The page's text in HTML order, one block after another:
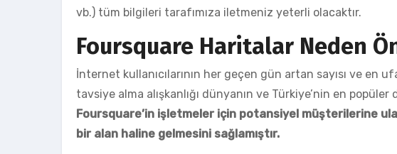
vb.) tüm bilgileri tarafımıza iletmeniz yeterli olacaktır.
Foursquare Haritalar Neden
İnternet kullanıcılarının her geçen gün artan sayısı ve
tavsiye alma alışkanlığı dünyanın ve Türkiye’nin en
Foursquare’in işletmeler için potansiyel müşterilerine
bir alan haline gelmesini sağlamıştır.